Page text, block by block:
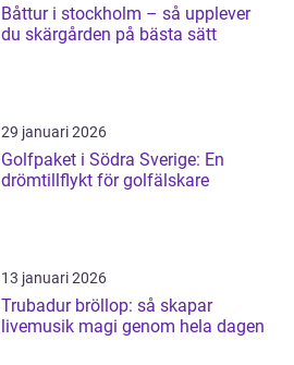
Båttur i stockholm – så upplever
du skärgården på bästa sätt
29 januari 2026
Golfpaket i Södra Sverige: En
drömtillflykt för golfälskare
13 januari 2026
Trubadur bröllop: så skapar
livemusik magi genom hela dagen